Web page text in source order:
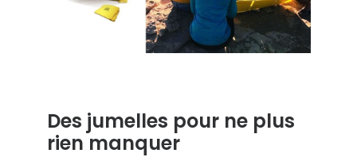
Des jumelles pour ne plus
rien manquer